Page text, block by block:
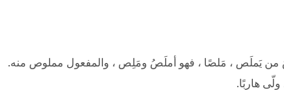
يَملَص ، مَلصًا ، فهو أملَصُ ومَلِص ، والمفعول مملوص منه.
هارِبًا.